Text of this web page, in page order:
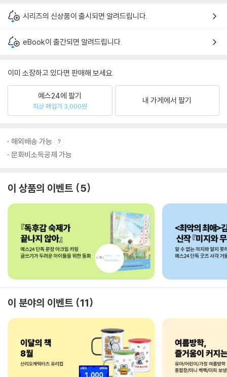
시리즈의 신상품이 출시되면 알려드립니다.
eBook이 출간되면 알려드립니다.
이미 소장하고 있다면 판매해 보세요.
예스24에 팔기
최상 매입가 3,000원
내 가게에서 팔기
해외배송 가능
문화비소득공제 가능
이 상품의 이벤트 5
이 분야의 이벤트 11